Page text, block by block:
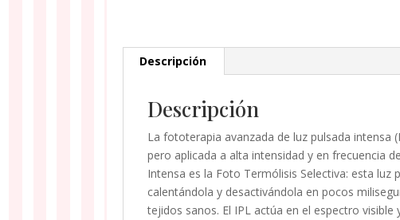
Descripción
Descripción
La fototerapia avanzada de luz pulsada intensa
pero aplicada a alta intensidad y en frecuencia
Intensa es la Foto Termólisis Selectiva: esta
calentándola y desactivándola en pocos
tejidos sanos. El IPL actúa en el espectro